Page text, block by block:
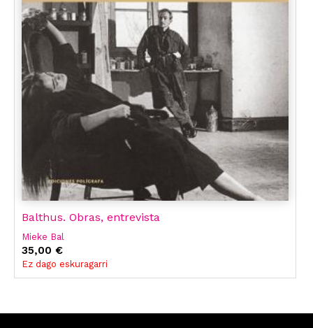
Balthus. Obras, entrevista
Mieke Bal
35,00 €
Ez dago eskuragarri